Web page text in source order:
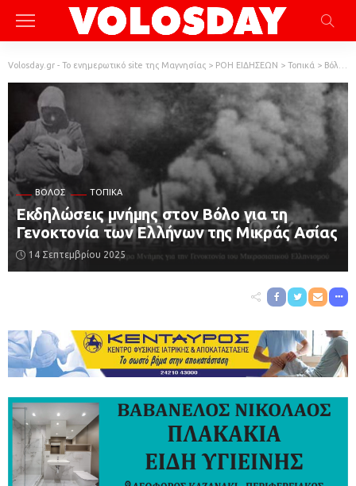
Volosday.gr - Το ενημερωτικό site της Μαγνησίας > ΡΟΗ ΕΙΔΗΣΕΩΝ > Τοπικά > Βόλος
ΒΌΛΟΣ ΤΟΠΙΚΆ
Εκδηλώσεις μνήμης στον Βόλο για τη
Γενοκτονία των Ελλήνων της Μικράς Ασίας
14 Σεπτεμβρίου 2025